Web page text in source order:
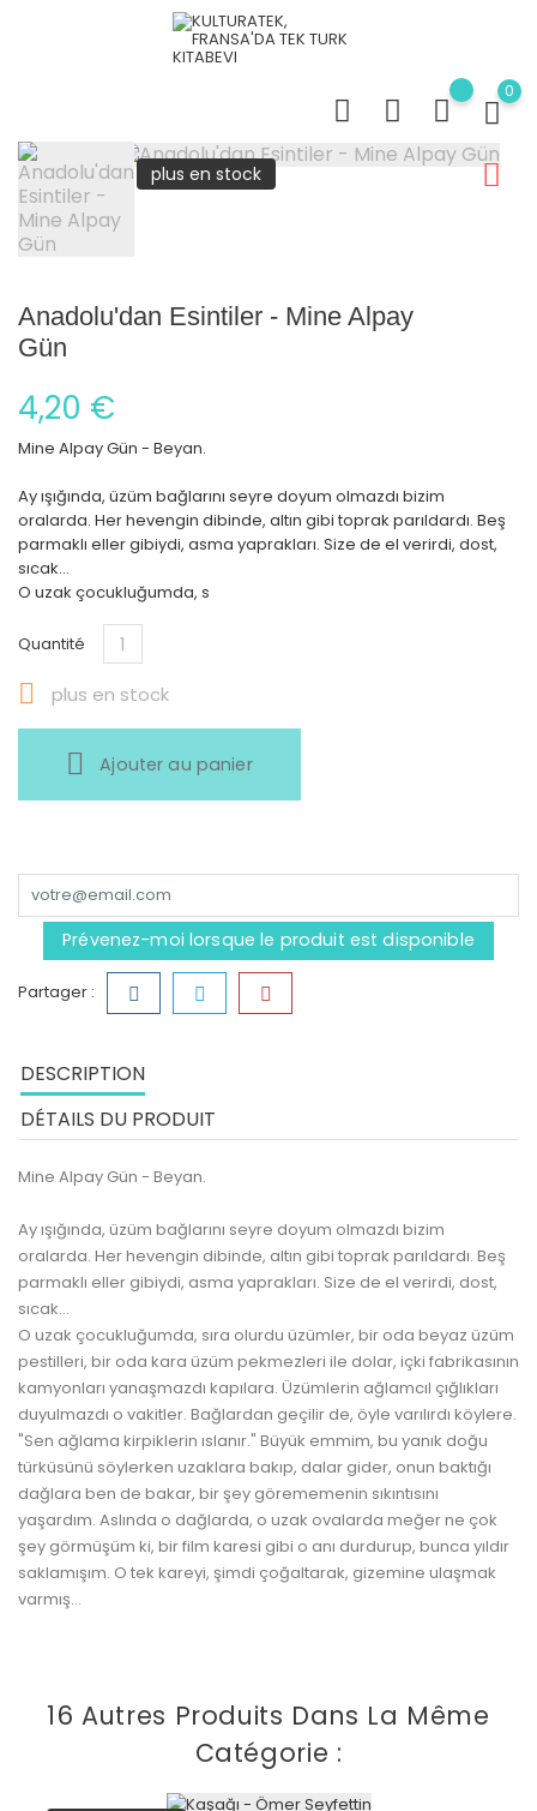
0
plus en stock
Anadolu'dan Esintiler - Mine Alpay
Gün
4,20 €
Mine Alpay Gün - Beyan.
Ay ışığında, üzüm bağlarını seyre doyum olmazdı bizim
oralarda. Her hevengin dibinde, altın gibi toprak parıldardı. Beş
parmaklı eller gibiydi, asma yaprakları. Size de el verirdi, dost,
sıcak...
O uzak çocukluğumda, s
Quantité
 plus en stock
Ajouter au panier
Prévenez-moi lorsque le produit est disponible
Partager :
DESCRIPTION
DÉTAILS DU PRODUIT
Mine Alpay Gün - Beyan.
Ay ışığında, üzüm bağlarını seyre doyum olmazdı bizim
oralarda. Her hevengin dibinde, altın gibi toprak parıldardı. Beş
parmaklı eller gibiydi, asma yaprakları. Size de el verirdi, dost,
sıcak...
O uzak çocukluğumda, sıra olurdu üzümler, bir oda beyaz üzüm
pestilleri, bir oda kara üzüm pekmezleri ile dolar, içki fabrikasının
kamyonları yanaşmazdı kapılara. Üzümlerin ağlamcıl çığlıkları
duyulmazdı o vakitler. Bağlardan geçilir de, öyle varılırdı köylere.
"Sen ağlama kirpiklerin ıslanır." Büyük emmim, bu yanık doğu
türküsünü söylerken uzaklara bakıp, dalar gider, onun baktığı
dağlara ben de bakar, bir şey görememenin sıkıntısını
yaşardım. Aslında o dağlarda, o uzak ovalarda meğer ne çok
şey görmüşüm ki, bir film karesi gibi o anı durdurup, bunca yıldır
saklamışım. O tek kareyi, şimdi çoğaltarak, gizemine ulaşmak
varmış...
16 Autres Produits Dans La Même
Catégorie :